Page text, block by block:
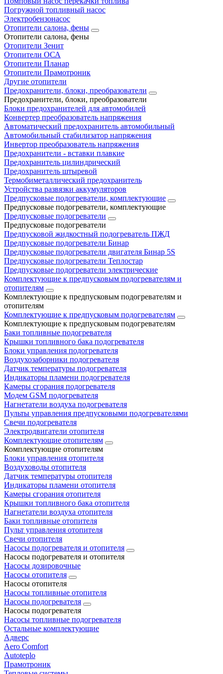
Погружной топливный насос
Электробензонасос
Отопители салона, фены
Отопители салона, фены
Отопители Зенит
Отопители ОСА
Отопители Планар
Отопители Прамотроник
Другие отопители
Предохранители, блоки, преобразователи
Предохранители, блоки, преобразователи
Блоки предохранителей для автомобилей
Конвертер преобразователь напряжения
Автоматический предохранитель автомобильный
Автомобильный стабилизатор напряжения
Инвертор преобразователь напряжения
Предохранители - вставки плавкие
Предохранитель цилиндрический
Предохранитель штыревой
Термобиметаллический предохранитель
Устройства развязки аккумуляторов
Предпусковые подогреватели, комплектующие
Предпусковые подогреватели, комплектующие
Предпусковые подогреватели
Предпусковые подогреватели
Предпусковой жидкостный подогреватель ПЖД
Предпусковые подогреватели Бинар
Предпусковые подогреватели двигателя Бинар 5S
Предпусковые подогреватели Теплостар
Предпусковые подогреватели электрические
Комплектующие к предпусковым подогревателям и
отопителям
Комплектующие к предпусковым подогревателям и
отопителям
Комплектующие к предпусковым подогревателям
Комплектующие к предпусковым подогревателям
Баки топливные подогревателя
Крышки топливного бака подогревателя
Блоки управления подогревателя
Воздухозаборники подогревателя
Датчик температуры подогревателя
Индикаторы пламени подогревателя
Камеры сгорания подогревателя
Модем GSM подогревателя
Нагнетатели воздуха подогревателя
Пульты управления предпусковыми подогревателями
Свечи подогревателя
Электродвигатели отопителя
Комплектующие отопителям
Комплектующие отопителям
Блоки управления отопителя
Воздуховоды отопителя
Датчик температуры отопителя
Индикаторы пламени отопителя
Камеры сгорания отопителя
Крышки топливного бака отопителя
Нагнетатели воздуха отопителя
Баки топливные отопителя
Пульт управления отопителя
Свечи отопителя
Насосы подогревателя и отопителя
Насосы подогревателя и отопителя
Насосы дозировочные
Насосы отопителя
Насосы отопителя
Насосы топливные отопителя
Насосы подогревателя
Насосы подогревателя
Насосы топливные подогревателя
Остальные комплектующие
Адверс
Aero Comfort
Autoteplo
Прамотроник